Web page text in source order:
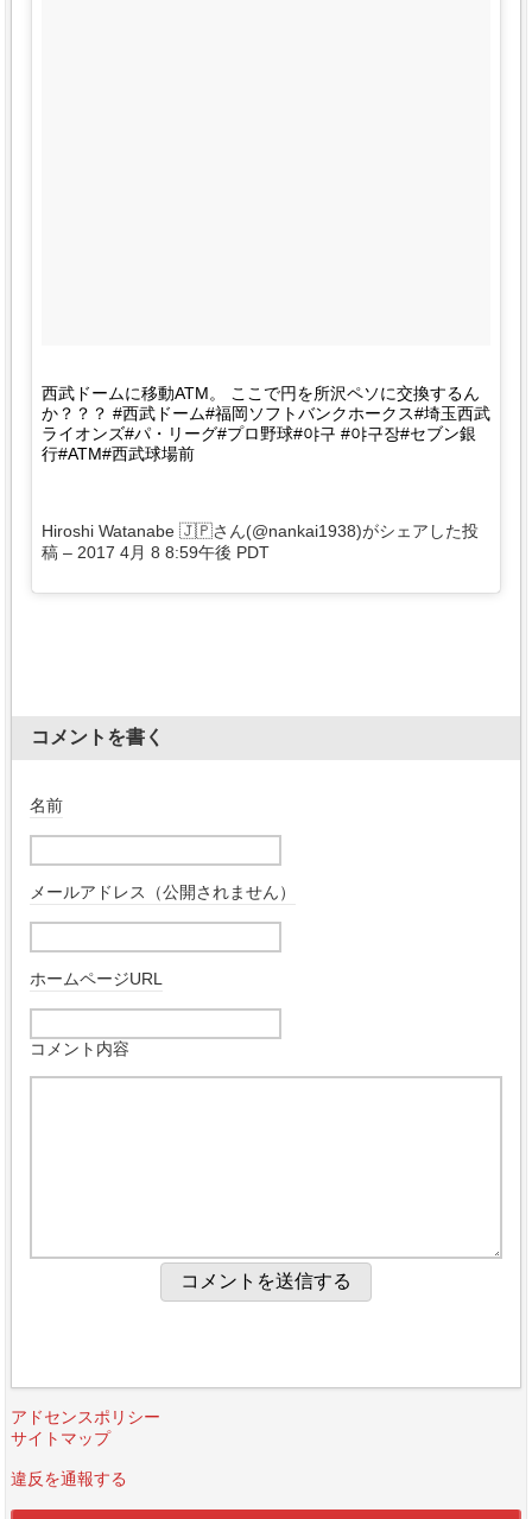
西武ドームに移動ATM。 ここで円を所沢ペソに交換するん
か？？？ #西武ドーム#福岡ソフトバンクホークス#埼玉西武
ライオンズ#パ・リーグ#プロ野球#야구 #야구장#セブン銀
行#ATM#西武球場前
Hiroshi Watanabe 🇯🇵さん(@nankai1938)がシェアした投
稿 – 2017 4月 8 8:59午後 PDT
コメントを書く
名前
メールアドレス（公開されません）
ホームページURL
コメント内容
アドセンスポリシー
サイトマップ
違反を通報する